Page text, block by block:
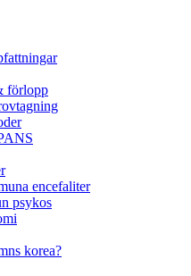
förlopp
encefaliter
psykos
korea?